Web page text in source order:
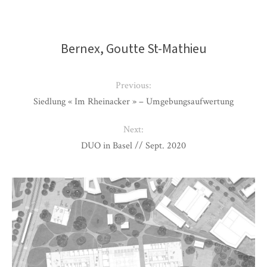
Bernex, Goutte St-Mathieu
Previous:
Siedlung « Im Rheinacker » – Umgebungsaufwertung
Next:
DUO in Basel // Sept. 2020